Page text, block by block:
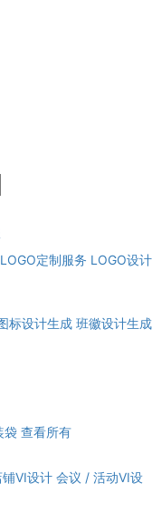
LOGO定制服务 LOGO设计
标设计生成 班徽设计生成
袋 查看所有
VI设计 会议 / 活动VI设